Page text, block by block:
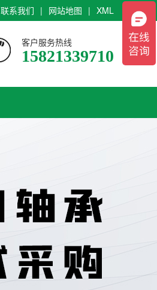
联系我们 | 网站地图 | XML
客户服务热线
15821339710